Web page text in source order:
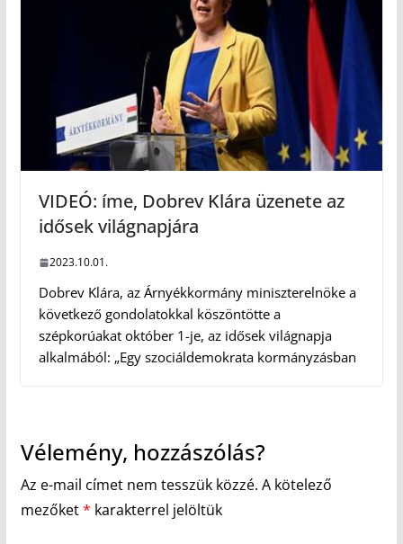
VIDEÓ: íme, Dobrev Klára üzenete az
idősek világnapjára
2023.10.01.
Dobrev Klára, az Árnyékkormány miniszterelnöke a
következő gondolatokkal köszöntötte a
szépkorúakat október 1-je, az idősek világnapja
alkalmából: „Egy szociáldemokrata kormányzásban
Vélemény, hozzászólás?
Az e-mail címet nem tesszük közzé. A kötelező
mezőket* karakterrel jelöltük